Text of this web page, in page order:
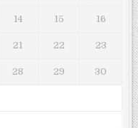
14 15 16
21 22 23
28 29 30